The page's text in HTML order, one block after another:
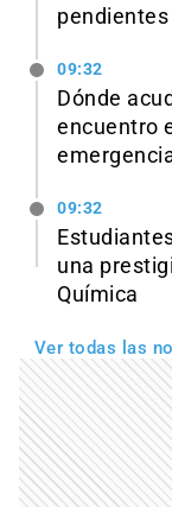
09:32
Dónde
encuentro
09:32
una
Química
Ver todas las